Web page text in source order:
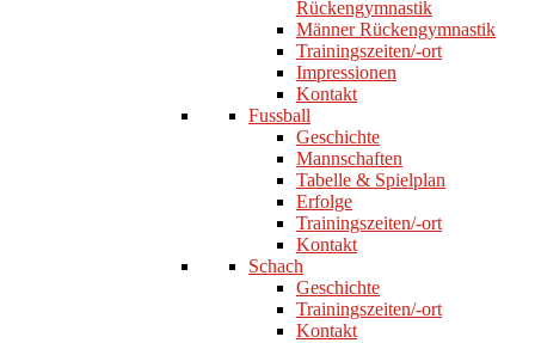
Rückengymnastik
Männer Rückengymnastik
Trainingszeiten/-ort
Impressionen
Kontakt
Fussball
Geschichte
Mannschaften
Tabelle & Spielplan
Erfolge
Trainingszeiten/-ort
Kontakt
Schach
Geschichte
Trainingszeiten/-ort
Kontakt